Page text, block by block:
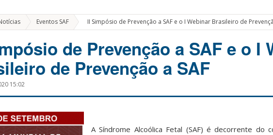
Eventos SAF » II Simpósio de Prevenção a SAF e o I Webinar Brasileiro de
de Prevenção a SAF e o I
de Prevenção a SAF
15:02
A Síndrome Alcoólica Fetal (SAF) é decorrente do